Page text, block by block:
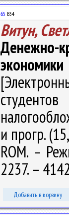
65 В54
Витун,
Денежно-
экономики
и прогр.
ROM. –
2237. –
Добавить в корзину